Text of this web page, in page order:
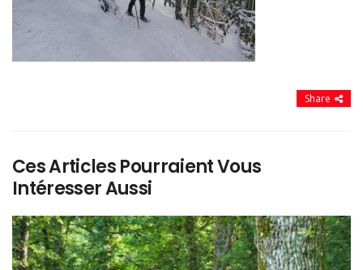
Share
Ces Articles Pourraient Vous
Intéresser Aussi